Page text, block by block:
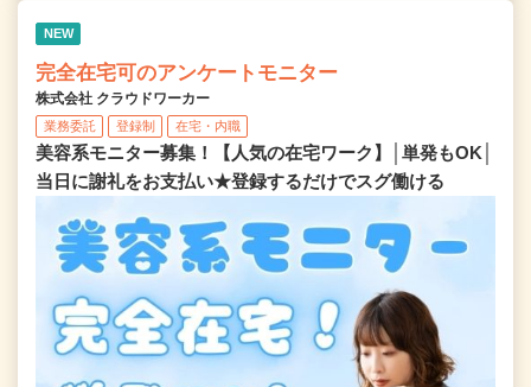
NEW
完全在宅可のアンケートモニター
株式会社 クラウドワーカー
業務委託 登録制 在宅・内職
美容系モニター募集！【人気の在宅ワーク】│単発もOK│
当日に謝礼をお支払い★登録するだけでスグ働ける